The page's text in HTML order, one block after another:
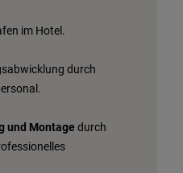
im Hotel.
durch
und Montage durch